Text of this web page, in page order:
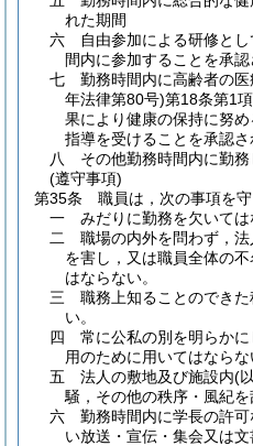
れた期間
六
自由参加による研修と
間内に参加することを承認
七
勤務時間内に高齢者の
年法律第80号)第18条第1
果により健康の保持に努
指導を受けることを承認さ
八
その他勤務時間内に勤
(遵守事項)
第35条
職員は，次の事項を
一
みだりに勤務を欠いては
二
職場の内外を問わず，
を害し，又は職員全体の
はならない。
三
職務上知ることのでき
い。
四
常に公私の別を明らか
用のために用いてはならな
五
法人の敷地及び施設内(
騒，その他の秩序・風紀を
六
勤務時間内に学長の許
い放送・宣伝・集会又は